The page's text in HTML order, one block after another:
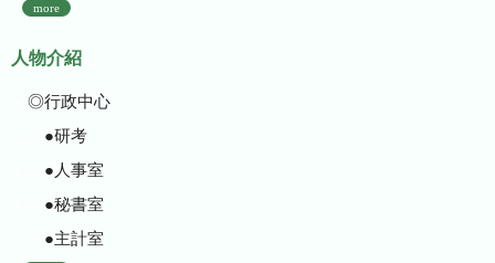
more
人物介紹
◎行政中心
●研考
●人事室
●秘書室
●主計室